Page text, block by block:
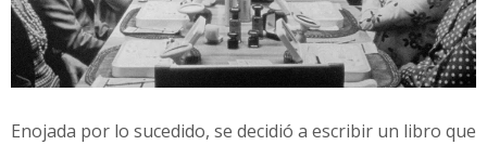
Enojada por lo sucedido, se decidió a escribir un libro que